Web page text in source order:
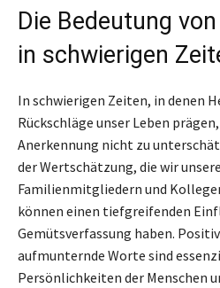
Die Bedeutung
in schwierigen
In schwierigen Zeiten, in denen
Rückschläge unser Leben
Anerkennung nicht zu
der Wertschätzung, die wir
Familienmitgliedern und
können einen tiefgreifenden
Gemütsverfassung haben.
aufmunternde Worte sind
Persönlichkeiten der Menschen